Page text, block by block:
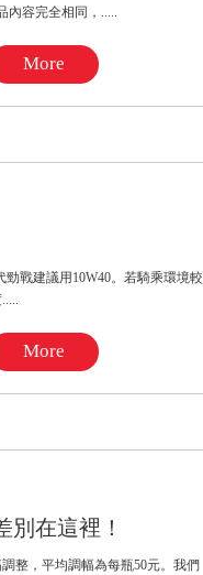
內容完全相同，.....
More
戰建議用10W40。若騎乘環境較
More
在這裡！
整，平均調幅為每瓶50元。我們